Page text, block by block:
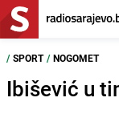
/ SPORT / NOGOMET
Ibišević u